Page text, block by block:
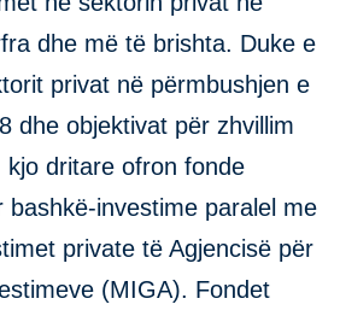
dhe më të brishta. Duke e
privat në përmbushjen e
dhe objektivat për zhvillim
dritare ofron fonde
bashkë-investime paralel me
private të Agjencisë për
(MIGA). Fondet